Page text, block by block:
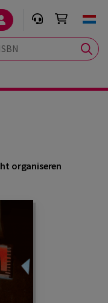
organiseren